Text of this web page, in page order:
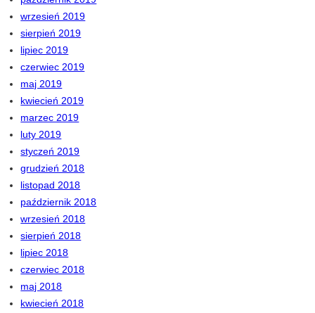
wrzesień 2019
sierpień 2019
lipiec 2019
czerwiec 2019
maj 2019
kwiecień 2019
marzec 2019
luty 2019
styczeń 2019
grudzień 2018
listopad 2018
październik 2018
wrzesień 2018
sierpień 2018
lipiec 2018
czerwiec 2018
maj 2018
kwiecień 2018